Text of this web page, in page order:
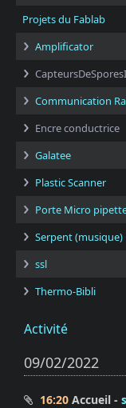
Projets du Fablab
Amplificator
Communication
Encre conductrice
Galatee
Plastic Scanner
Porte Micro
Serpent (musique)
ssl
Thermo-Bibli
Activité
09/02/2022
16:20 Accueil